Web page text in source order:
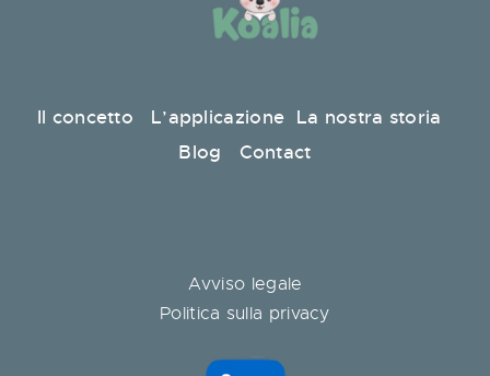
Il concetto L’applicazione La nostra storia
Blog
Contact
Avviso legale
Politica sulla privacy